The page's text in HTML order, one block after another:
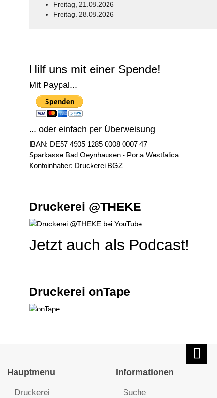
Freitag, 21.08.2026
Freitag, 28.08.2026
Hilf uns mit einer Spende!
Mit Paypal...
... oder einfach per Überweisung
IBAN: DE57 4905 1285 0008 0007 47
Sparkasse Bad Oeynhausen - Porta Westfalica
Kontoinhaber: Druckerei BGZ
Druckerei @THEKE
Jetzt auch als Podcast!
Druckerei onTape
Hauptmenu
Druckerei
Informationen
Suche